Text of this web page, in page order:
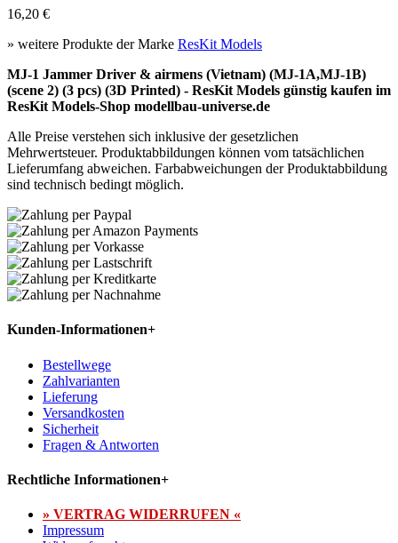
16,20 €
» weitere Produkte der Marke ResKit Models
MJ-1 Jammer Driver & airmens (Vietnam) (MJ-1A,MJ-1B)
(scene 2) (3 pcs) (3D Printed) - ResKit Models günstig kaufen im
ResKit Models-Shop modellbau-universe.de
Alle Preise verstehen sich inklusive der gesetzlichen
Mehrwertsteuer. Produktabbildungen können vom tatsächlichen
Lieferumfang abweichen. Farbabweichungen der Produktabbildung
sind technisch bedingt möglich.
Kunden-Informationen+
Bestellwege
Zahlvarianten
Lieferung
Versandkosten
Sicherheit
Fragen & Antworten
Rechtliche Informationen+
» VERTRAG WIDERRUFEN «
Impressum